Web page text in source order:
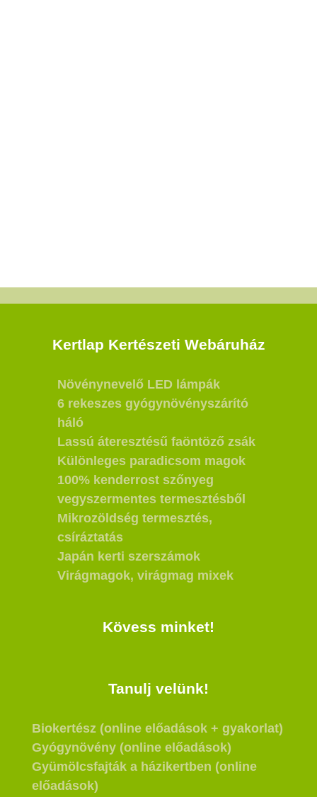
Kertlap Kertészeti Webáruház
Növénynevelő LED lámpák
6 rekeszes gyógynövényszárító
háló
Lassú áteresztésű faöntöző zsák
Különleges paradicsom magok
100% kenderrost szőnyeg
vegyszermentes termesztésből
Mikrozöldség termesztés,
csíráztatás
Japán kerti szerszámok
Virágmagok, virágmag mixek
Kövess minket!
Tanulj velünk!
Biokertész (online előadások + gyakorlat)
Gyógynövény (online előadások)
Gyümölcsfajták a házikertben (online
előadások)